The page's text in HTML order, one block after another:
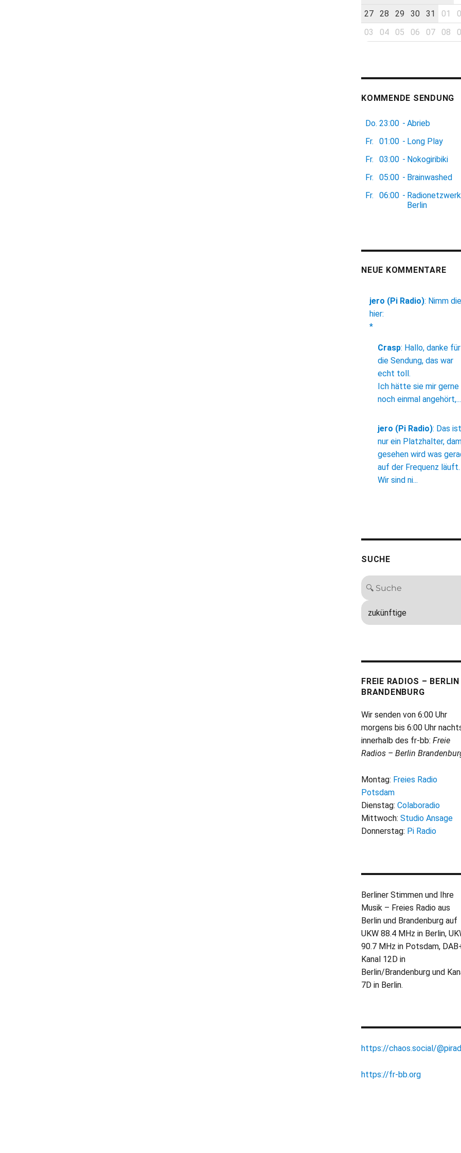
27
28 29 30 31 01
03
04 05 06 07 08
KOMMENDE SENDUNG
Do. 23:00 - Abrieb
Fr.
01:00 - Long Play
Fr.
03:00 - Nokogiribiki
Fr.
05:00 - Brainwashed
Fr.
06:00 - Radionetzwerk
Berlin
NEUE KOMMENTARE
jero (Pi Radio): Nimm die
hier:
*
Crasp: Hallo, danke für
die Sendung, das war
echt toll.
Ich hätte sie mir gerne
noch einmal angehört,...
jero (Pi Radio): Das ist
nur ein Platzhalter,
gesehen wird was
auf der Frequenz läuft.
Wir sind ni...
SUCHE
FREIE RADIOS – BERLIN
BRANDENBURG
Wir senden von 6:00 Uhr
morgens bis 6:00 Uhr
innerhalb des fr-bb: Freie
Radios – Berlin
Montag: Freies Radio
Potsdam
Dienstag: Colaboradio
Mittwoch: Studio Ansage
Donnerstag: Pi Radio
Berliner Stimmen und Ihre
Musik – Freies Radio aus
Berlin und Brandenburg auf
UKW 88.4 MHz in Berlin,
90.7 MHz in Potsdam,
Kanal 12D in
Berlin/Brandenburg und
7D in Berlin.
https://chaos.social/
https://fr-bb.org